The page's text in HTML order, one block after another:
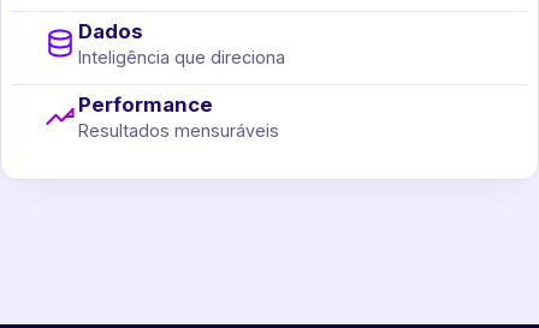
Dados
Inteligência que direciona
Performance
Resultados mensuráveis